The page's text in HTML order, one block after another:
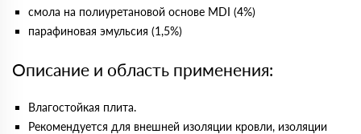
смола на полиуретановой основе MDI (4%)
парафиновая эмульсия (1,5%)
Описание и область применения:
Влагостойкая плита.
Рекомендуется для внешней изоляции кровли, изоляции